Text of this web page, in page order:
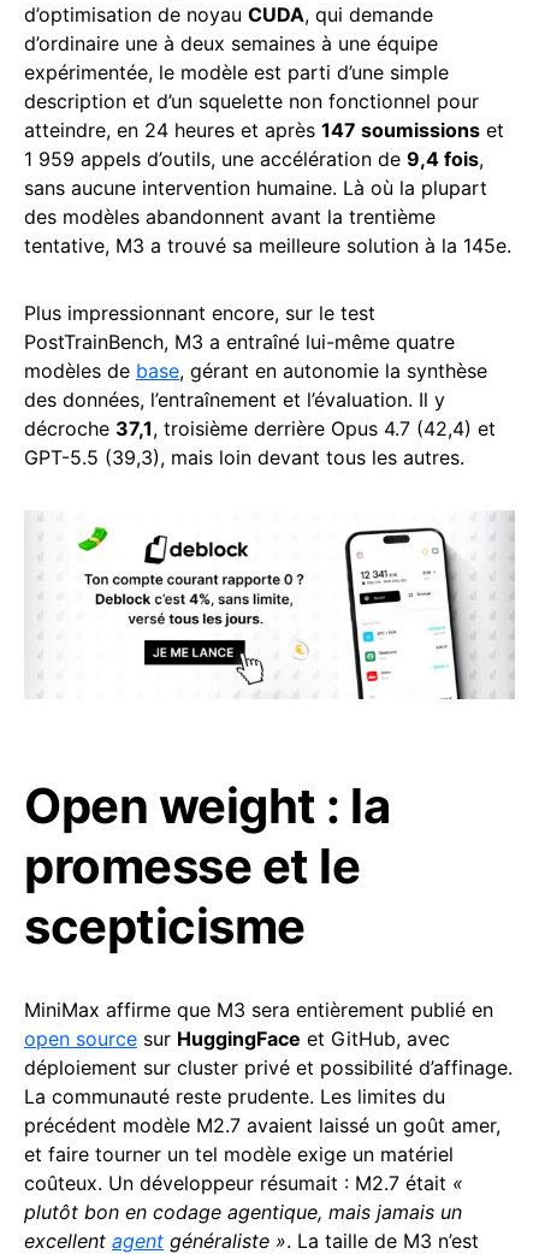
d’optimisation de noyau CUDA, qui demande
d’ordinaire une à deux semaines à une équipe
expérimentée, le modèle est parti d’une simple
description et d’un squelette non fonctionnel pour
atteindre, en 24 heures et après 147 soumissions et
1 959 appels d’outils, une accélération de 9,4 fois,
sans aucune intervention humaine. Là où la plupart
des modèles abandonnent avant la trentième
tentative, M3 a trouvé sa meilleure solution à la 145e.
Plus impressionnant encore, sur le test
PostTrainBench, M3 a entraîné lui-même quatre
modèles de base, gérant en autonomie la synthèse
des données, l’entraînement et l’évaluation. Il y
décroche 37,1, troisième derrière Opus 4.7 (42,4) et
GPT-5.5 (39,3), mais loin devant tous les autres.
Open weight : la
promesse et le
scepticisme
MiniMax affirme que M3 sera entièrement publié en
open source sur HuggingFace et GitHub, avec
déploiement sur cluster privé et possibilité d’affinage.
La communauté reste prudente. Les limites du
précédent modèle M2.7 avaient laissé un goût amer,
et faire tourner un tel modèle exige un matériel
coûteux. Un développeur résumait : M2.7 était «
plutôt bon en codage agentique, mais jamais un
excellent agent généraliste ». La taille de M3 n’est